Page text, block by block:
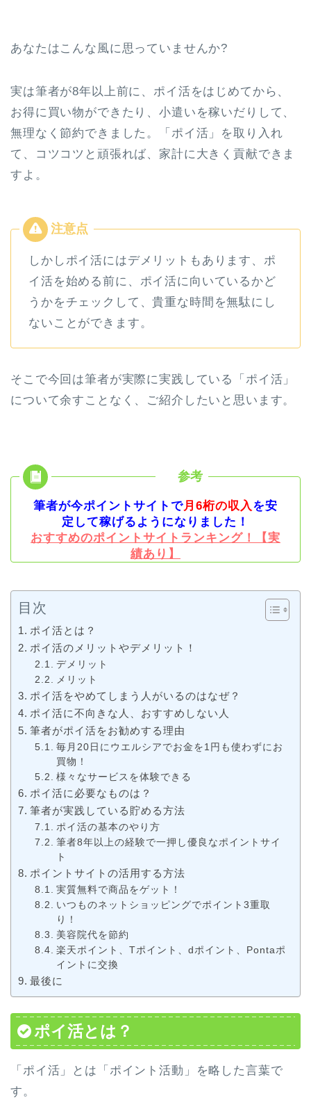
あなたはこんな風に思っていませんか?
実は筆者が8年以上前に、ポイ活をはじめてから、
お得に買い物ができたり、小遣いを稼いだりして、
無理なく節約できました。「ポイ活」を取り入れ
て、コツコツと頑張れば、家計に大きく貢献できま
すよ。
しかしポイ活にはデメリットもあります、ポ
イ活を始める前に、ポイ活に向いているかど
うかをチェックして、貴重な時間を無駄にし
ないことができます。
そこで今回は筆者が実際に実践している「ポイ活」
について余すことなく、ご紹介したいと思います。
筆者が今ポイントサイトで月6桁の収入を安
定して稼げるようになりました！
おすすめのポイントサイトランキング！【実
績あり】
目次
ポイ活とは？
ポイ活のメリットやデメリット！
デメリット
メリット
ポイ活をやめてしまう人がいるのはなぜ？
ポイ活に不向きな人、おすすめしない人
筆者がポイ活をお勧めする理由
毎月20日にウエルシアでお金を1円も使わずにお
買物！
様々なサービスを体験できる
ポイ活に必要なものは？
筆者が実践している貯める方法
ポイ活の基本のやり方
筆者8年以上の経験で一押し優良なポイントサイ
ト
ポイントサイトの活用する方法
実質無料で商品をゲット！
いつものネットショッピングでポイント3重取
り！
美容院代を節約
楽天ポイント、Tポイント、dポイント、Pontaポ
イントに交換
最後に
ポイ活とは？
「ポイ活」とは「 ポイント活動 」を略した言葉で
す。